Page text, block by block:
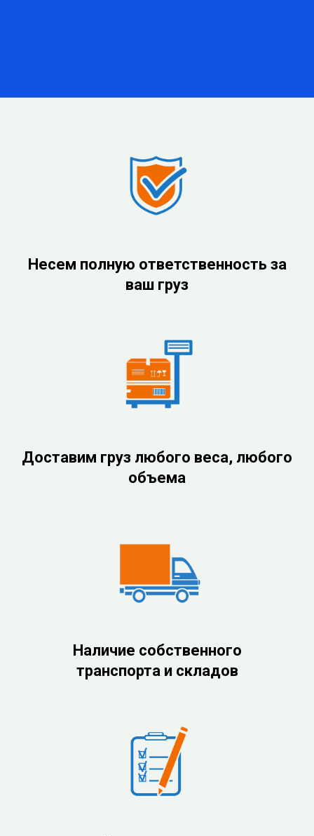
Несем полную ответственность за
ваш груз
Доставим груз любого веса, любого
объема
Наличие собственного
транспорта и складов